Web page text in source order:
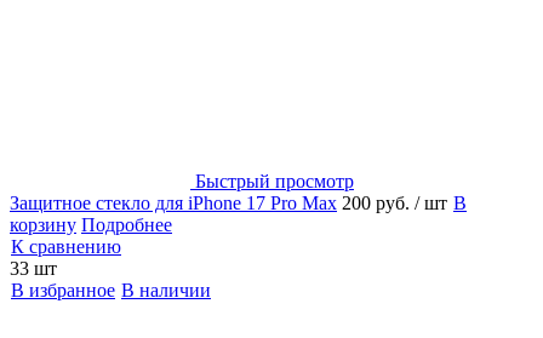
Быстрый просмотр
Защитное стекло для iPhone 17 Pro Max 200 руб. / шт В
корзину Подробнее
К сравнению
33 шт
В избранное В наличии